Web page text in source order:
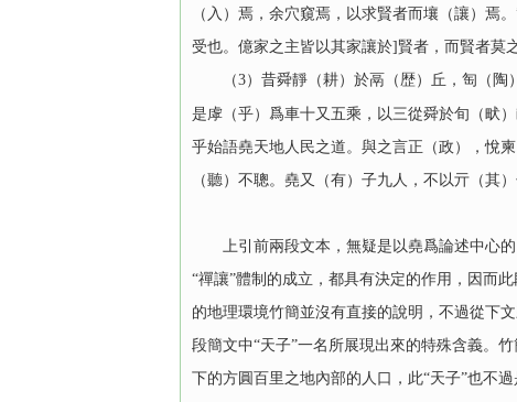
（入）焉，余穴窺焉，以求賢者而壤（讓）焉
受也。億家之主皆以其家讓於]賢者，而賢者莫
（3）昔舜靜（耕）於鬲（歴）丘，匋（陶
是虖（乎）爲車十又五乘，以三從舜於旬（畎
乎始語堯天地人民之道。與之言正（政），悅
（聽）不聰。堯又（有）子九人，不以亓（其
上引前兩段文本，無疑是以堯爲論述中心的
“禪讓”體制的成立，都具有決定的作用，因而
的地理環境竹簡並沒有直接的說明，不過從下
段簡文中“天子”一名所展現出來的特殊含義。
下的方圓百里之地內部的人口，此“天子”也不